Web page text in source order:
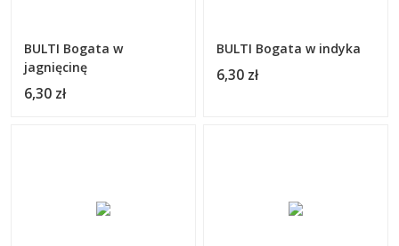
BULTI Bogata w
jagnięcinę
6,30 zł
BULTI Bogata w indyka
6,30 zł